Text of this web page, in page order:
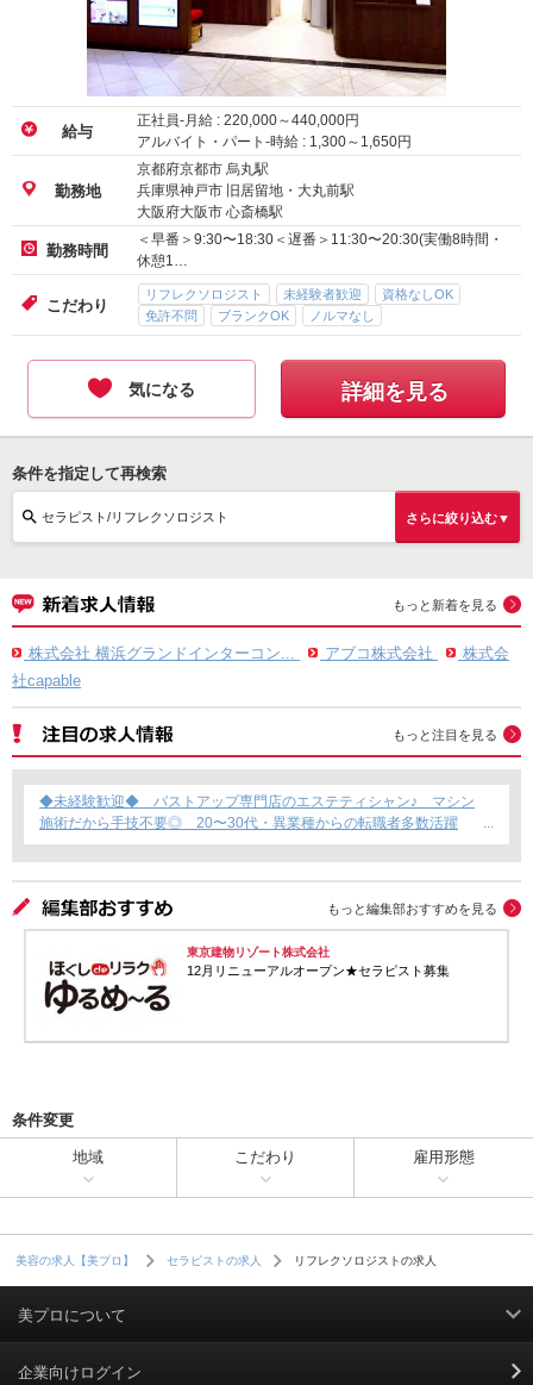
給与
正社員-月給 : 220,000～440,000円
アルバイト・パート-時給 : 1,300～ 1,650円
勤務地
京都府京都市 烏丸駅
兵庫県神戸市 旧居留地・大丸前駅
大阪府大阪市 心斎橋駅
勤務時間
＜早番＞9:30〜18:30＜遅番＞11:30〜20:30(実働8時間・
休憩1…
こだわり
リフレクソロジスト 未経験者歓迎
資格なしOK
免許不問
ブランクOK ノルマなし
気になる 詳細を見る
条件を指定して再検索
セラピスト/リフレクソロジスト さらに絞り込む▼
もっと新着を見る
株式会社 横浜グランドインターコン... アブコ株式会社
株式会
社capable
もっと注目を見る
◆未経験歓迎◆ バストアップ専門店のエステティシャン♪ マシン
施術だから手技不要◎ 20〜30代・異業種からの転職者多数活躍
中！
もっと編集部おすすめを見る
東京建物リゾート株式会社
12月リニューアルオープン★セラピスト募集
条件変更
地域 こだわり 雇用形態
美容の求人【美プロ】 セラピストの求人 リフレクソロジストの求人
美プロについて
利用規約
企業向けログイン